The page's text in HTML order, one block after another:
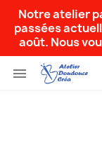
Notre atelier
passées
août. Nous
